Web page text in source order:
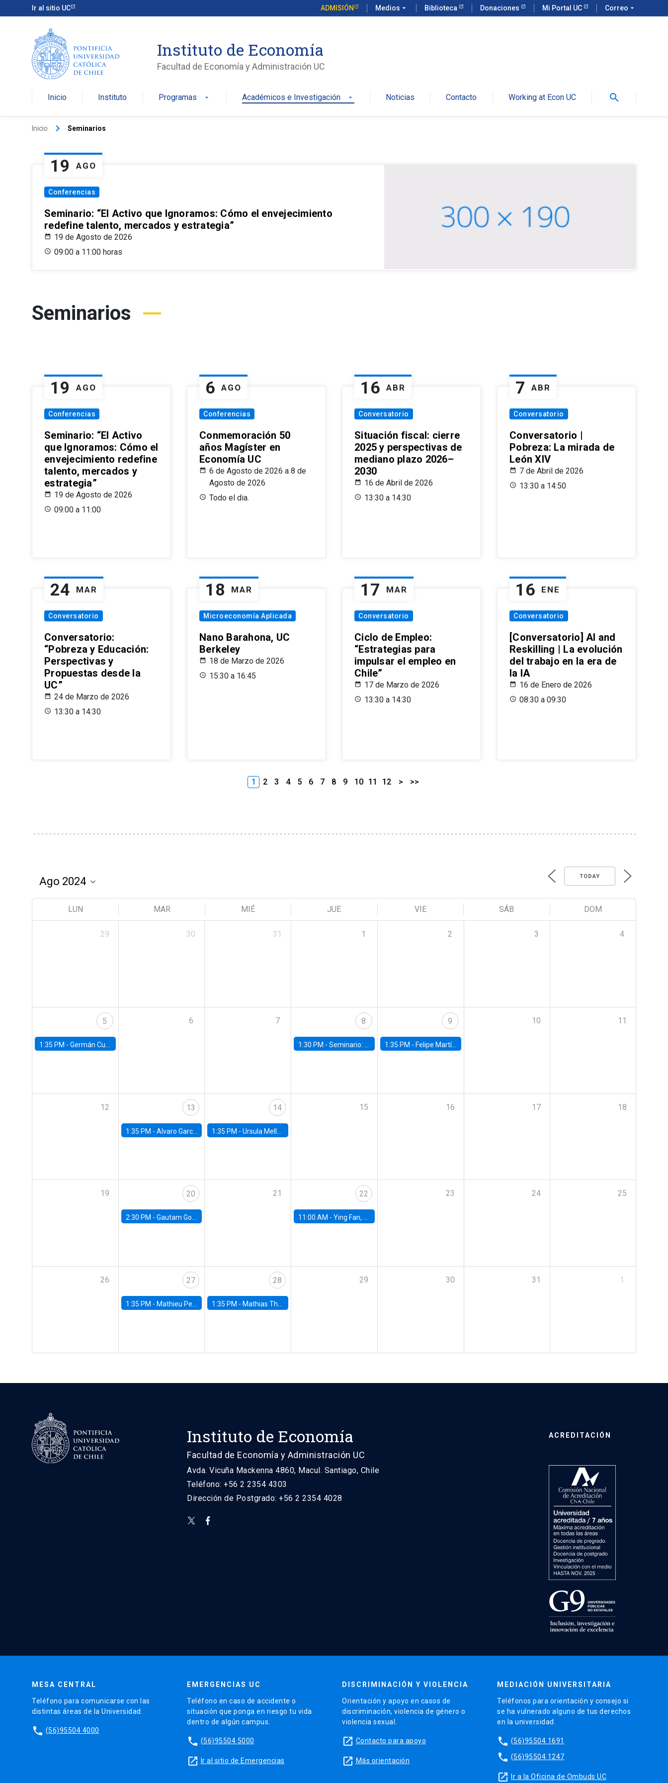
Ir al sitio UC ADMISIÓN Medios arrow_drop_down Biblioteca Donaciones Mi Portal UC Correo arrow_drop_down
Instituto de Economía
Facultad de Economía y Administración UC
Inicio Instituto Programas arrow_drop_down Académicos e Investigación arrow_drop_down Noticias Contacto Working at Econ UC search
Inicio keyboard_arrow_right Seminarios
19 AGO
Conferencias
Seminario: “El Activo que Ignoramos: Cómo el envejecimiento
redefine talento, mercados y estrategia”
19 de Agosto de 2026
09:00 a 11:00 horas
Seminarios
19 AGO
Conferencias
Seminario: “El Activo
que Ignoramos: Cómo el
envejecimiento redefine
talento, mercados y
estrategia”
19 de Agosto de 2026
09:00 a 11:00
6 AGO
Conferencias
Conmemoración 50
años Magíster en
Economía UC
6 de Agosto de 2026 a 8 de
Agosto de 2026
Todo el dia.
16 ABR
Conversatorio
Situación fiscal: cierre
2025 y perspectivas de
mediano plazo 2026–
2030
16 de Abril de 2026
13:30 a 14:30
7 ABR
Conversatorio
Conversatorio |
Pobreza: La mirada de
León XIV
7 de Abril de 2026
13:30 a 14:50
24 MAR
Conversatorio
Conversatorio:
“Pobreza y Educación:
Perspectivas y
Propuestas desde la
UC”
24 de Marzo de 2026
13:30 a 14:30
18 MAR
Microeconomía Aplicada
Nano Barahona, UC
Berkeley
18 de Marzo de 2026
15:30 a 16:45
17 MAR
Conversatorio
Ciclo de Empleo:
“Estrategias para
impulsar el empleo en
Chile”
17 de Marzo de 2026
13:30 a 14:30
16 ENE
Conversatorio
[Conversatorio] AI and
Reskilling | La evolución
del trabajo en la era de
la IA
16 de Enero de 2026
08:30 a 09:30
1 2 3 4 5 6 7 8 9 10 11 12 > >>
TODAY
LUN MAR MIÉ JUE VIE SÁB DOM
29 30 31 1 2 3 4
5
1:35 PM - Germán Cubas, University of Houston
6 7 8
1:30 PM -Seminario: “Recuperando la humanidad para progresar en la era de la IA»
9
1:35 PM - Felipe Martínez, alumno Doctorado en Economía UC
10 11
12 13
1:35 PM - Alvaro Garcia-Marin, Universidad de Los Andes
14
1:35 PM -Ursula Mello, Insper - Institute of Education and Research
15 16 17 18
19 20
2:30 PM - Gautam Gowrisankaran, Columbia University
21 22
11:00 AM -Ying Fan, University of Michigan
23 24 25
26 27
1:35 PM - Mathieu Pedemonte, IDB
28
1:35 PM - Mathias Thoenig, University of Lausanne
29 30 31 1
Instituto de Economía
Facultad de Economía y Administración UC
Avda. Vicuña Mackenna 4860, Macul. Santiago, Chile
Teléfono: +56 2 2354 4303
Dirección de Postgrado: +56 2 2354 4028
ACREDITACIÓN
MESA CENTRAL
Teléfono para comunicarse con las
distintas áreas de la Universidad.
phone (56)95504 4000
EMERGENCIAS UC
Teléfono en caso de accidente o
situación que ponga en riesgo tu vida
dentro de algún campus.
phone (56)95504 5000
launch Ir al sitio de Emergencias
DISCRIMINACIÓN Y VIOLENCIA
Orientación y apoyo en casos de
discriminación, violencia de género o
violencia sexual.
launch Contacto para apoyo
launch Más orientación
MEDIACIÓN UNIVERSITARIA
Teléfonos para orientación y consejo si
se ha vulnerado alguno de tus derechos
en la universidad.
phone (56)95504 1691
phone (56)95504 1247
launch Ir a la Oficina de Ombuds UC